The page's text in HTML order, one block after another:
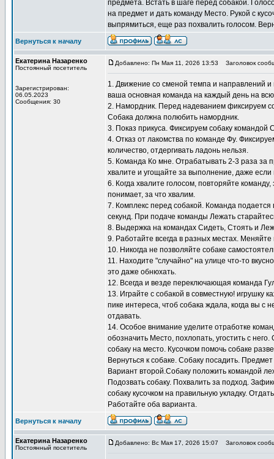
предмета. Встать в шаге перед собакой.
на предмет и дать команду Место. Рукой с
выпрямиться, еще раз похвалить голосом.
Вернуться к началу
Екатерина Назаренко
Постоянный посетитель
Зарегистрирован:
06.05.2023
Сообщения: 30
Добавлено: Пн Мая 11, 2026 13:53 Заголовок
1. Движение со сменой темпа и направлений
ваша основная команда на каждый день на
2. Намордник. Перед надеванием фиксируем
Собака должна полюбить намордник.
3. Показ прикуса. Фиксируем собаку
4. Отказ от лакомства по команде Фу.
количество, отдергивать ладонь нельзя.
5. Команда Ко мне. Отрабатывать 2-3 раза за
хвалите и угощайте за выполнение, даже
6. Когда хвалите голосом, повторяйте
понимает, за что хвалим.
7. Комплекс перед собакой. Команда
секунд. При подаче команды Лежать
8. Выдержка на командах Сидеть, Стоять и
9. Работайте всегда в разных местах. Меняйте
10. Никогда не позволяйте собаке
11. Находите "случайно" на улице что-то
это даже обнюхать.
12. Всегда и везде переключающая команда
13. Играйте с собакой в совместную! игрушку
пике интереса, чтоб собака ждала, когда вы с
отдавать.
14. Особое внимание уделите отработке
обозначить Место, похлопать, угостить с
собаку на место. Кусочком помочь собаке
Вернуться к собаке. Собаку посадить.
Вариант второй.Собаку положить командой
Подозвать собаку. Похвалить за подход.
собаку кусочком на правильную укладку.
Работайте оба варианта.
Вернуться к началу
Екатерина Назаренко
Постоянный посетитель
Добавлено: Вс Мая 17, 2026 15:07 Заголовок